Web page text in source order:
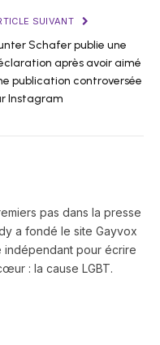
SUIVANT
Schafer publie une
après avoir aimé
publication controversée
Instagram
pas dans la presse
a fondé le site Gayvox
indépendant pour écrire
: la cause LGBT.